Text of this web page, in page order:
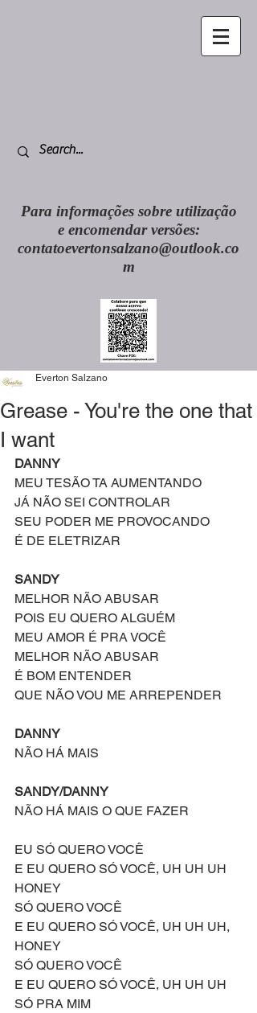
Para informações sobre utilização
e encomendar versões:
contatoevertonsalzano@outlook.co
m
Grease - You're the one that
I want
Everton Salzano
DANNY
MEU TESÃO TA AUMENTANDO
JÁ NÃO SEI CONTROLAR
SEU PODER ME PROVOCANDO
É DE ELETRIZAR
SANDY
MELHOR NÃO ABUSAR
POIS EU QUERO ALGUÉM
MEU AMOR É PRA VOCÊ
MELHOR NÃO ABUSAR
É BOM ENTENDER
QUE NÃO VOU ME ARREPENDER
DANNY
NÃO HÁ MAIS
SANDY/DANNY
NÃO HÁ MAIS O QUE FAZER
EU SÓ QUERO VOCÊ
E EU QUERO SÓ VOCÊ, UH UH UH
HONEY
SÓ QUERO VOCÊ
E EU QUERO SÓ VOCÊ, UH UH UH,
HONEY
SÓ QUERO VOCÊ
E EU QUERO SÓ VOCÊ, UH UH UH
SÓ PRA MIM